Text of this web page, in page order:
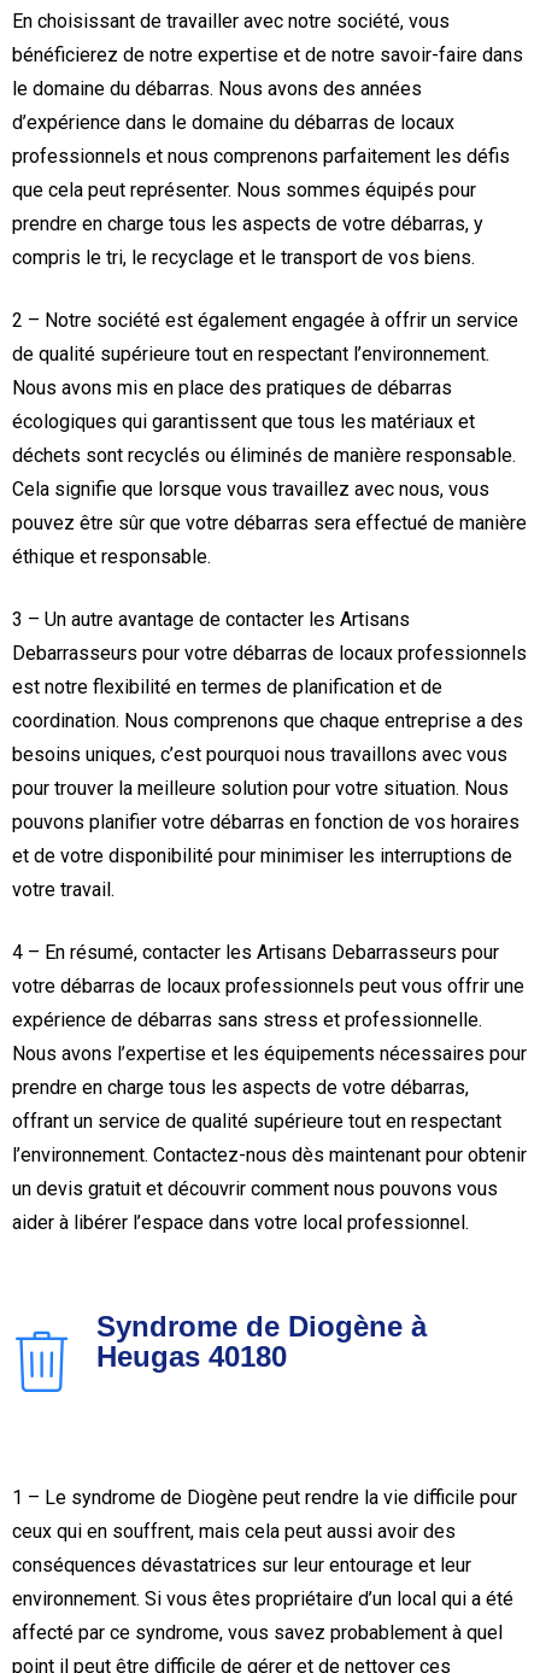
En choisissant de travailler avec notre société, vous
bénéficierez de notre expertise et de notre savoir-faire dans
le domaine du débarras. Nous avons des années
d’expérience dans le domaine du débarras de locaux
professionnels et nous comprenons parfaitement les défis
que cela peut représenter. Nous sommes équipés pour
prendre en charge tous les aspects de votre débarras, y
compris le tri, le recyclage et le transport de vos biens.
2 – Notre société est également engagée à offrir un service
de qualité supérieure tout en respectant l’environnement.
Nous avons mis en place des pratiques de débarras
écologiques qui garantissent que tous les matériaux et
déchets sont recyclés ou éliminés de manière responsable.
Cela signifie que lorsque vous travaillez avec nous, vous
pouvez être sûr que votre débarras sera effectué de manière
éthique et responsable.
3 – Un autre avantage de contacter les Artisans
Debarrasseurs pour votre débarras de locaux professionnels
est notre flexibilité en termes de planification et de
coordination. Nous comprenons que chaque entreprise a des
besoins uniques, c’est pourquoi nous travaillons avec vous
pour trouver la meilleure solution pour votre situation. Nous
pouvons planifier votre débarras en fonction de vos horaires
et de votre disponibilité pour minimiser les interruptions de
votre travail.
4 – En résumé, contacter les Artisans Debarrasseurs pour
votre débarras de locaux professionnels peut vous offrir une
expérience de débarras sans stress et professionnelle.
Nous avons l’expertise et les équipements nécessaires pour
prendre en charge tous les aspects de votre débarras,
offrant un service de qualité supérieure tout en respectant
l’environnement. Contactez-nous dès maintenant pour obtenir
un devis gratuit et découvrir comment nous pouvons vous
aider à libérer l’espace dans votre local professionnel.
Syndrome de Diogène à
Heugas 40180
1 – Le syndrome de Diogène peut rendre la vie difficile pour
ceux qui en souffrent, mais cela peut aussi avoir des
conséquences dévastatrices sur leur entourage et leur
environnement. Si vous êtes propriétaire d’un local qui a été
affecté par ce syndrome, vous savez probablement à quel
point il peut être difficile de gérer et de nettoyer ces